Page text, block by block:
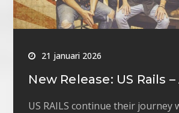
21 januari 2026
New Release: US Rails
US RAILS continue their journey